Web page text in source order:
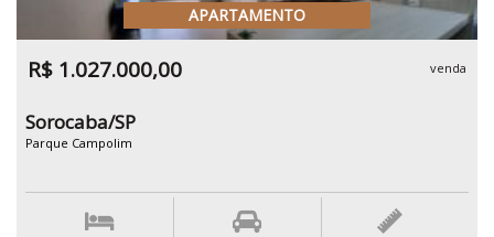
APARTAMENTO
R$ 1.027.000,00 venda
Sorocaba/SP
Parque Campolim